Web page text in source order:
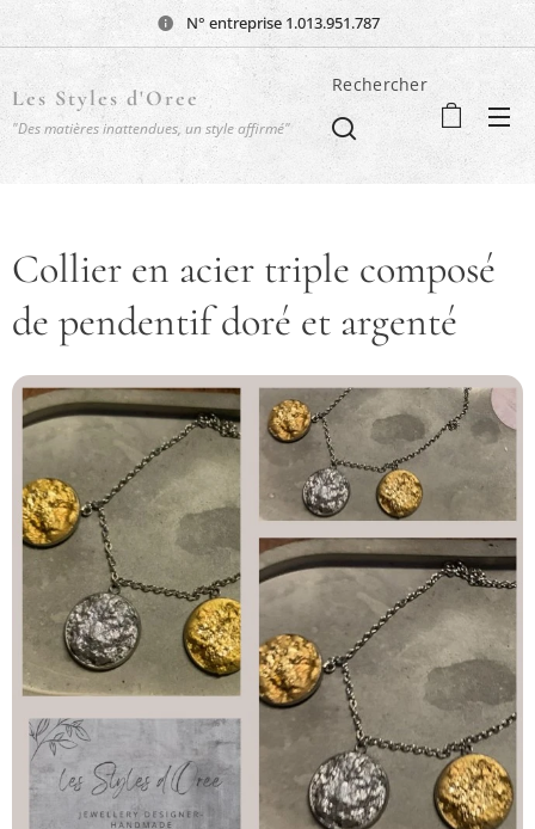
N° entreprise 1.013.951.787
Les Styles d'Oree
"Des matières inattendues, un style affirmé"
Rechercher
Collier en acier triple composé
de pendentif doré et argenté